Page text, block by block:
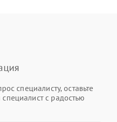
специалисту, оставьте
с радостью